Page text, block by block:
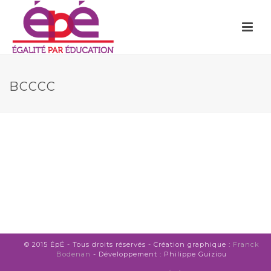
BCCCC
© 2015 ÉpÉ - Tous droits réservés - Création graphique : Franck
Bodenan - Développement : Philippe Guiziou